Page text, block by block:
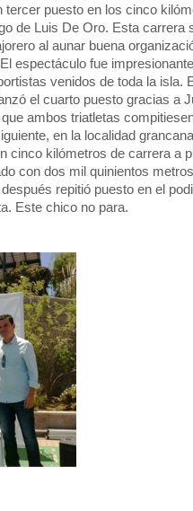
puesto en los cinco
de Luis De Oro. Esta carrera
al aunar buena
espectáculo fue
venidos de toda la isla.
el cuarto puesto gracias a
ambos triatletas
en la localidad
cinco kilómetros de carrera a
con dos mil quinientos
repitió puesto en el
Este chico no para.